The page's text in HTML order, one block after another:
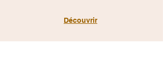
Découvrir